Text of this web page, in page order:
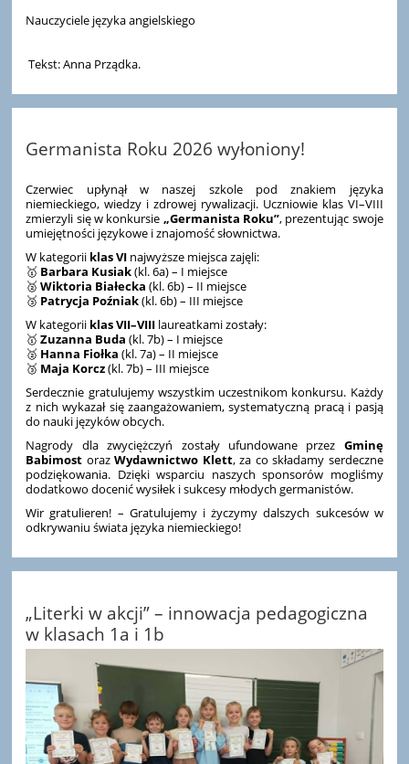
Nauczyciele języka angielskiego
Tekst: Anna Prządka.
Germanista Roku 2026 wyłoniony!
Czerwiec upłynął w naszej szkole pod znakiem języka
niemieckiego, wiedzy i zdrowej rywalizacji. Uczniowie klas VI–VIII
zmierzyli się w konkursie „Germanista Roku”, prezentując swoje
umiejętności językowe i znajomość słownictwa.
W kategorii klas VI najwyższe miejsca zajęli:
🥇 Barbara Kusiak(kl. 6a) – I miejsce
🥈Wiktoria Białecka (kl. 6b) – II miejsce
🥉 Patrycja Poźniak(kl. 6b) – III miejsce
W kategorii klas VII–VIII laureatkami zostały:
🥇Zuzanna Buda (kl. 7b) – I miejsce
🥈 Hanna Fiołka (kl. 7a) – II miejsce
🥉 Maja Korcz(kl. 7b) – III miejsce
Serdecznie gratulujemy wszystkim uczestnikom konkursu. Każdy
z nich wykazał się zaangażowaniem, systematyczną pracą i pasją
do nauki języków obcych.
Nagrody dla zwyciężczyń zostały ufundowane przez Gminę
Babimost orazWydawnictwo Klett, za co składamy serdeczne
podziękowania. Dzięki wsparciu naszych sponsorów mogliśmy
dodatkowo docenić wysiłek i sukcesy młodych germanistów.
Wir gratulieren! – Gratulujemy i życzymy dalszych sukcesów w
odkrywaniu świata języka niemieckiego!
„Literki w akcji” – innowacja pedagogiczna
w klasach 1a i 1b